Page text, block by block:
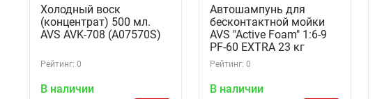
Холодный воск
(концентрат) 500 мл.
AVS AVK-708 (A07570S)
Рейтинг: 0
В наличии
Автошампунь для
бесконтактной мойки
AVS "Active Foam" 1:6-9
PF-60 EXTRA 23 кг
(A07590S)
Рейтинг: 0
В наличии